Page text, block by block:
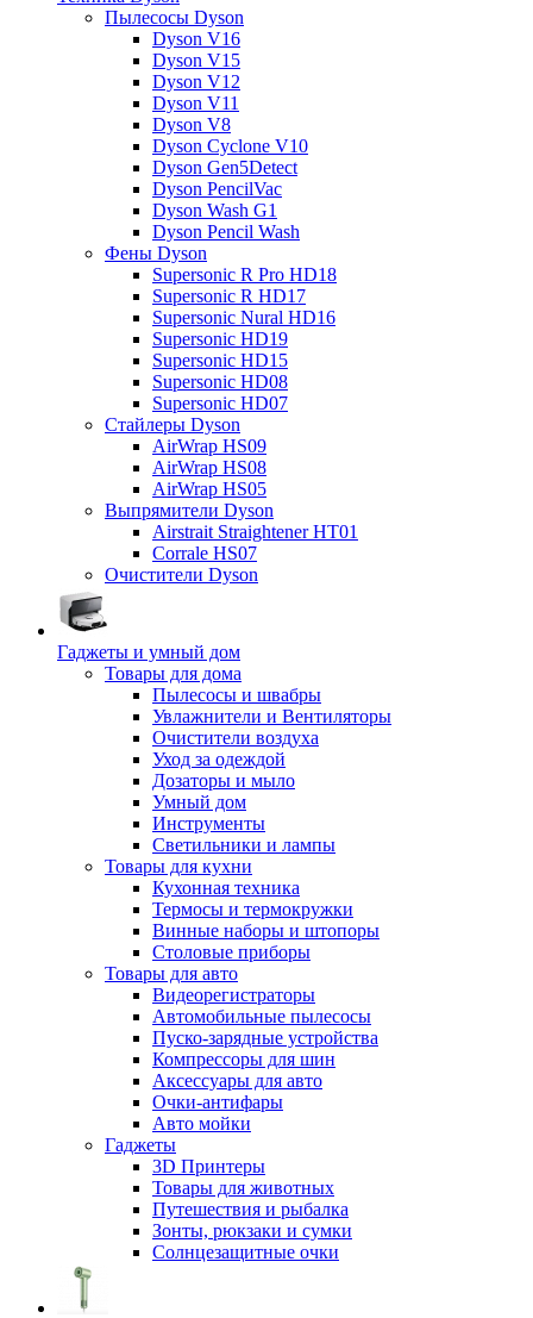
Пылесосы Dyson
Dyson V16
Dyson V15
Dyson V12
Dyson V11
Dyson V8
Dyson Cyclone V10
Dyson Gen5Detect
Dyson PencilVac
Dyson Wash G1
Dyson Pencil Wash
Фены Dyson
Supersonic R Pro HD18
Supersonic R HD17
Supersonic Nural HD16
Supersonic HD19
Supersonic HD15
Supersonic HD08
Supersonic HD07
Стайлеры Dyson
AirWrap HS09
AirWrap HS08
AirWrap HS05
Выпрямители Dyson
Airstrait Straightener HT01
Corrale HS07
Очистители Dyson
Гаджеты и умный дом
Товары для дома
Пылесосы и швабры
Увлажнители и Вентиляторы
Очистители воздуха
Уход за одеждой
Дозаторы и мыло
Умный дом
Инструменты
Светильники и лампы
Товары для кухни
Кухонная техника
Термосы и термокружки
Винные наборы и штопоры
Столовые приборы
Товары для авто
Видеорегистраторы
Автомобильные пылесосы
Пуско-зарядные устройства
Компрессоры для шин
Аксессуары для авто
Очки-антифары
Авто мойки
Гаджеты
3D Принтеры
Товары для животных
Путешествия и рыбалка
Зонты, рюкзаки и сумки
Солнцезащитные очки